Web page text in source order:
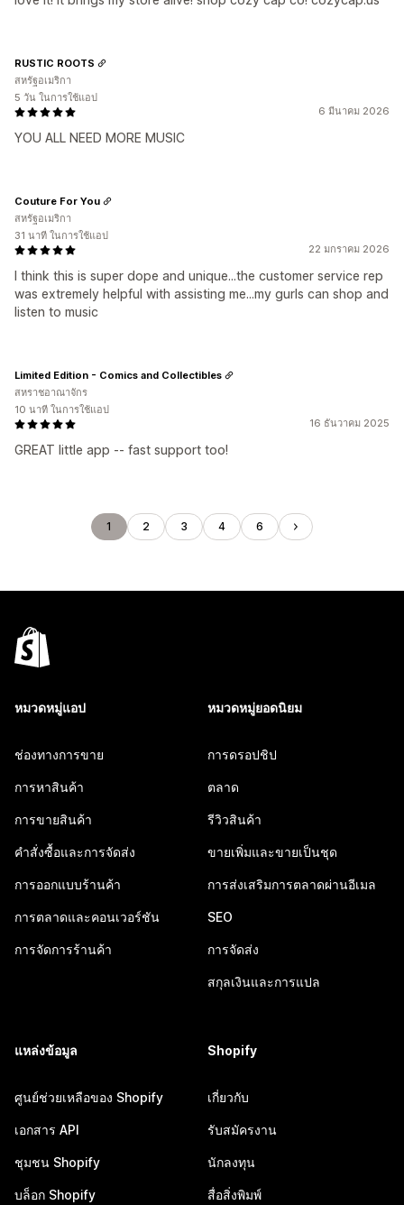
6 มีนาคม 2026
YOU ALL NEED MORE MUSIC
RUSTIC ROOTS
สหรัฐอเมริกา
5 วัน ในการใช้แอป
22 มกราคม 2026
I think this is super dope and unique...the customer service rep
was extremely helpful with assisting me...my gurls can shop and
listen to music
Couture For You
สหรัฐอเมริกา
31 นาที ในการใช้แอป
16 ธันวาคม 2025
GREAT little app -- fast support too!
Limited Edition - Comics and Collectibles
สหราชอาณาจักร
10 นาที ในการใช้แอป
1 2 3 4 6
หมวดหมู่แอป
ช่องทางการขาย
การหาสินค้า
การขายสินค้า
คำสั่งซื้อและการจัดส่ง
การออกแบบร้านค้า
การตลาดและคอนเวอร์ชัน
การจัดการร้านค้า
หมวดหมู่ยอดนิยม
การดรอปชิป
ตลาด
รีวิวสินค้า
ขายเพิ่มและขายเป็นชุด
การส่งเสริมการตลาดผ่านอีเมล
SEO
การจัดส่ง
สกุลเงินและการแปล
แหล่งข้อมูล
ศูนย์ช่วยเหลือของ Shopify
เอกสาร API
ชุมชน Shopify
บล็อก Shopify
Shopify
เกี่ยวกับ
รับสมัครงาน
นักลงทุน
สื่อสิ่งพิมพ์